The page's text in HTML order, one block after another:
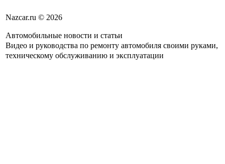
Nazcar.ru © 2026
Автомобильные новости и статьи
Видео и руководства по ремонту автомобиля своими руками,
техническому обслуживанию и эксплуатации